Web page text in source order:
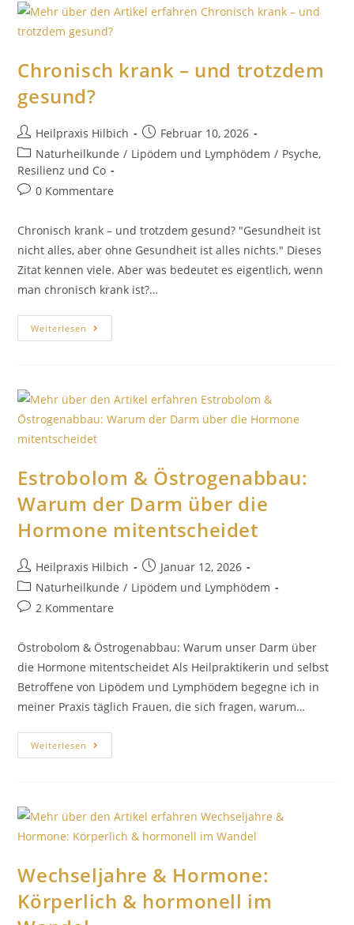
Chronisch krank – und trotzdem
gesund?
Heilpraxis Hilbich
Februar 10, 2026
Naturheilkunde / Lipödem und Lymphödem / Psyche,
Resilienz und Co
0 Kommentare
Chronisch krank – und trotzdem gesund? "Gesundheit ist
nicht alles, aber ohne Gesundheit ist alles nichts." Dieses
Zitat kennen viele. Aber was bedeutet es eigentlich, wenn
man chronisch krank ist?…
Weiterlesen
Estrobolom & Östrogenabbau:
Warum der Darm über die
Hormone mitentscheidet
Heilpraxis Hilbich
Januar 12, 2026
Naturheilkunde / Lipödem und Lymphödem
2 Kommentare
Östrobolom & Östrogenabbau: Warum unser Darm über
die Hormone mitentscheidet Als Heilpraktikerin und selbst
Betroffene von Lipödem und Lymphödem begegne ich in
meiner Praxis täglich Frauen, die sich fragen, warum…
Weiterlesen
Wechseljahre & Hormone:
Körperlich & hormonell im